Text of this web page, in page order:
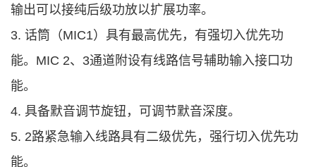
输出可以接纯后级功放以扩展功率。
3. 话筒（MIC1）具有最高优先，有强切入优先功
能。MIC 2、3通道附设有线路信号辅助输入接口功
能。
4. 具备默音调节旋钮，可调节默音深度。
5. 2路紧急输入线路具有二级优先，强行切入优先功
能。